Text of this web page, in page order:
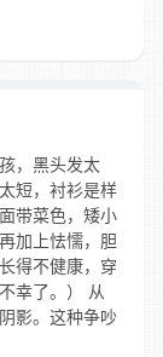
，黑头发太
短，衬衫是样
带菜色，矮小
加上怯懦，胆
得不健康，穿
幸了。） 从
影。这种争吵